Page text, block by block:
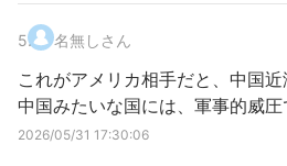
5. 名無しさん
これがアメリカ相手だと、中国
中国みたいな国には、軍事的威
2026/05/31 17:30:06